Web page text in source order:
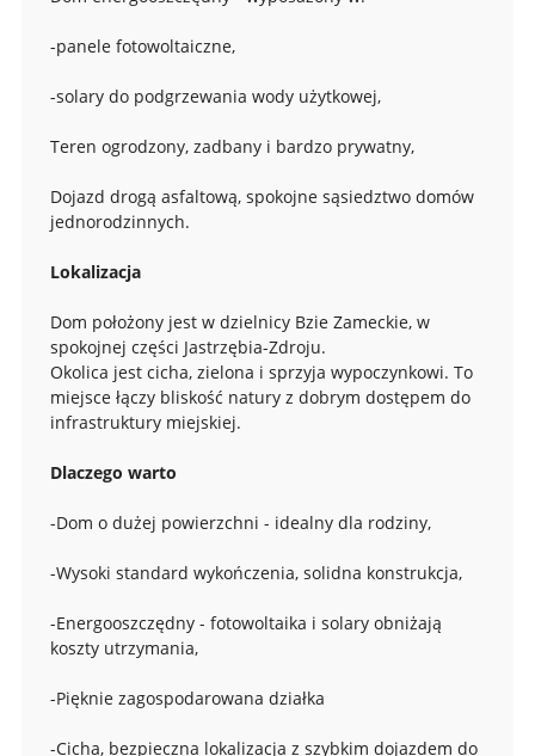
-panele fotowoltaiczne,
-solary do podgrzewania wody użytkowej,
Teren ogrodzony, zadbany i bardzo prywatny,
Dojazd drogą asfaltową, spokojne sąsiedztwo domów
jednorodzinnych.
Lokalizacja
Dom położony jest w dzielnicy Bzie Zameckie, w
spokojnej części Jastrzębia-Zdroju.
Okolica jest cicha, zielona i sprzyja wypoczynkowi. To
miejsce łączy bliskość natury z dobrym dostępem do
infrastruktury miejskiej.
Dlaczego warto
-Dom o dużej powierzchni - idealny dla rodziny,
-Wysoki standard wykończenia, solidna konstrukcja,
-Energooszczędny - fotowoltaika i solary obniżają
koszty utrzymania,
-Pięknie zagospodarowana działka
-Cicha, bezpieczna lokalizacja z szybkim dojazdem do